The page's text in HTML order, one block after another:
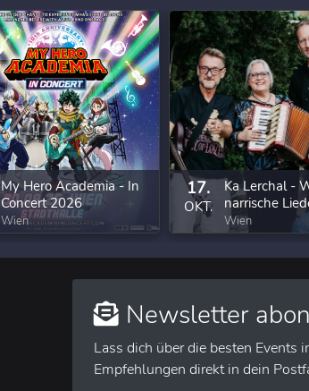
My Hero Academia - In
Concert 2026
Wien
17.
OKT.
Ka Lerchal -
narrische
eigenem
Wien
Newsletter
Lass dich über die besten Events
Empfehlungen direkt in dein